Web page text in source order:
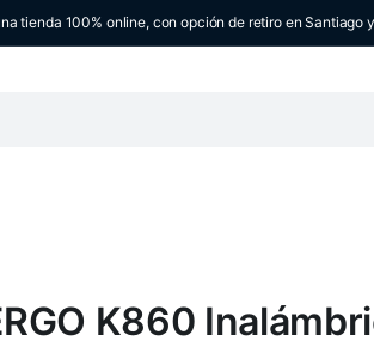
tienda 100% online, con opción de retiro en Santiago
K860